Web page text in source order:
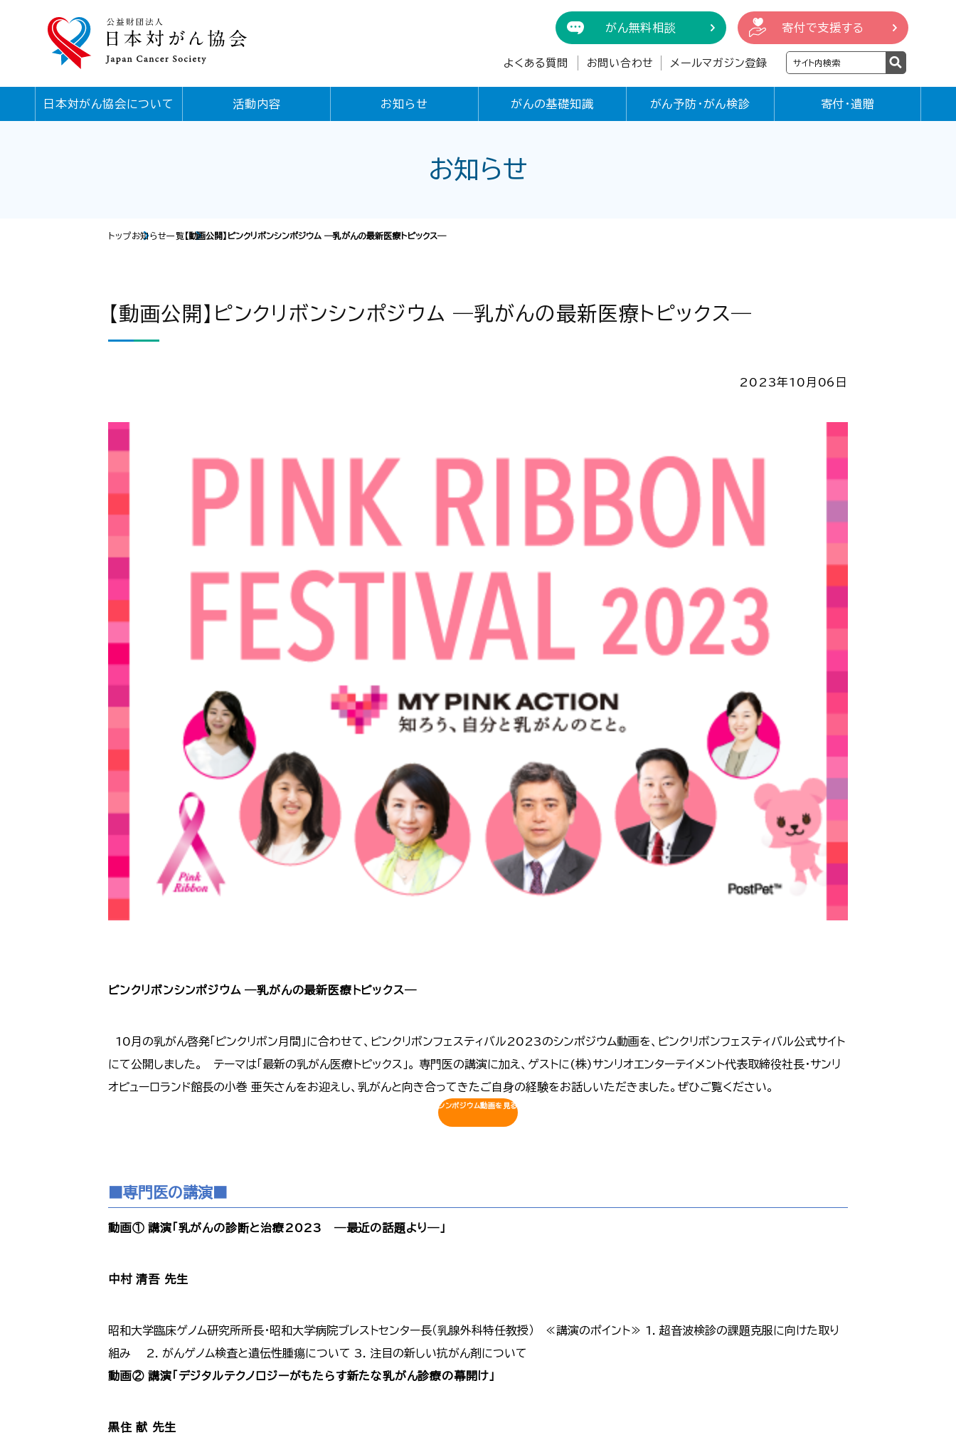
がん無料相談 寄付で支援する
よくある質問 お問い合わせ メールマガジン登録
日本対がん協会について 活動内容 お知らせ がんの基礎知識 がん予防・がん検診 寄付・遺贈
お知らせ
トップお知らせ一覧 【動画公開】ピンクリボンシンポジウム ―乳がんの最新医療トピックス―
【動画公開】ピンクリボンシンポジウム ―乳がんの最新医療トピックス―
2023年10月06日
ピンクリボンシンポジウム ―乳がんの最新医療トピックス―
10月の乳がん啓発「ピンクリボン月間」に合わせて、ピンクリボンフェスティバル2023のシンポジウム動画を、ピンクリボンフェスティバル公式サイト
にて公開しました。 テーマは「最新の乳がん医療トピックス」。 専門医の講演に加え、ゲストに(株)サンリオエンターテイメント代表取締役社長・サンリ
オピューロランド館長の小巻 亜矢さんをお迎えし、乳がんと向き合ってきたご自身の経験をお話しいただきました。ぜひご覧ください。
シンポジウム動画を見る
■専門医の講演■
動画① 講演「乳がんの診断と治療2023 ―最近の話題より―」
中村 清吾 先生
昭和大学臨床ゲノム研究所所長・昭和大学病院ブレストセンター長（乳腺外科特任教授） ≪講演のポイント≫ 1. 超音波検診の課題克服に向けた取り
組み 2. がんゲノム検査と遺伝性腫瘍について 3. 注目の新しい抗がん剤について
動画② 講演「デジタルテクノロジーがもたらす新たな乳がん診療の幕開け」
黒住 献 先生